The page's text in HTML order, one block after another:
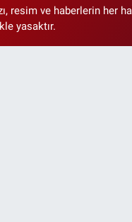
resim ve haberlerin her
yasaktır.